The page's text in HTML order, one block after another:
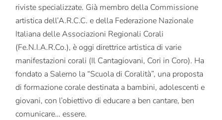
riviste specializzate. Già membro della Commissione
artistica dell’A.R.C.C. e della Federazione Nazionale
Italiana delle Associazioni Regionali Corali
(Fe.N.I.A.R.Co.), è oggi direttrice artistica di varie
manifestazioni corali (Il Cantagiovani, Cori in Coro). Ha
fondato a Salerno la “Scuola di Coralità”, una proposta
di formazione corale destinata a bambini, adolescenti e
giovani, con l’obiettivo di educare a ben cantare, ben
comunicare… essere.